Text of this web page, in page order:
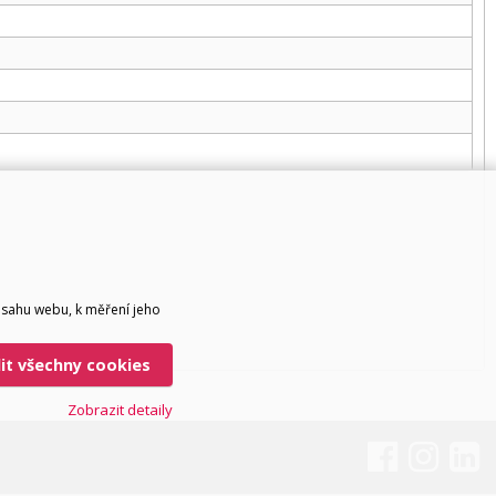
webu, k měření jeho
všechny cookies
Zobrazit detaily